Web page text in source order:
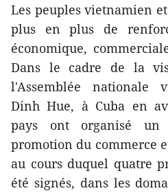
Les peuples vietnamien
plus en plus de
économique,
Dans le cadre de la
l'Assemblée nationale
Dinh Hue, à Cuba en
pays ont organisé
promotion du commerce
au cours duquel quatre
été signés, dans les